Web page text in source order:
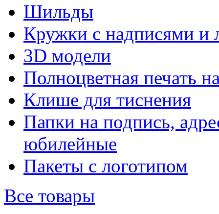
Шильды
Кружки с надписями и
3D модели
Полноцветная печать
Клише для тиснения
Папки на подпись,
юбилейные
Пакеты с логотипом
Все товары